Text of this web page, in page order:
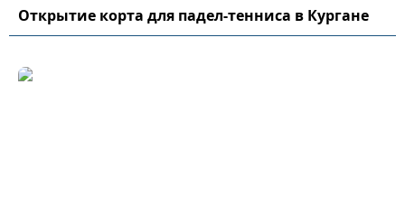
Открытие корта для падел-тенниса в Кургане